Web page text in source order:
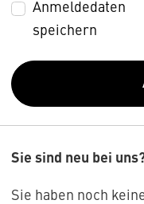
Anmeldedaten
speichern
Sie sind neu bei
Sie haben noch